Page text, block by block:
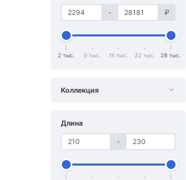
- ₽
2 тыс. 9 тыс. 15 тыс. 22 тыс. 28 тыс.
Коллекция
Длина
-